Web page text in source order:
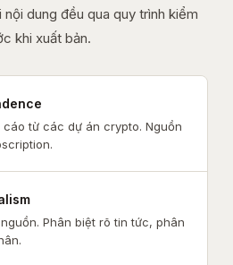
dung đều qua quy trình kiểm
khi xuất bản.
cáo từ các dự án crypto. Nguồn
Phân biệt rõ tin tức, phân